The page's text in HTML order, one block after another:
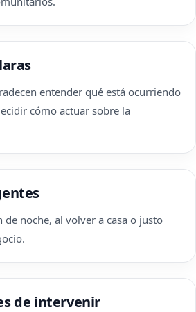
entender qué está ocurriendo
cómo actuar sobre la
de noche, al volver a casa o justo
de intervenir